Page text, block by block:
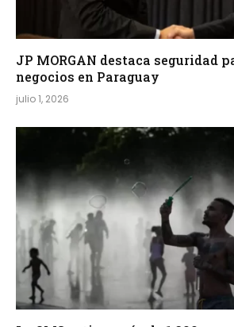
JP MORGAN destaca seguridad
negocios en Paraguay
julio 1, 2026